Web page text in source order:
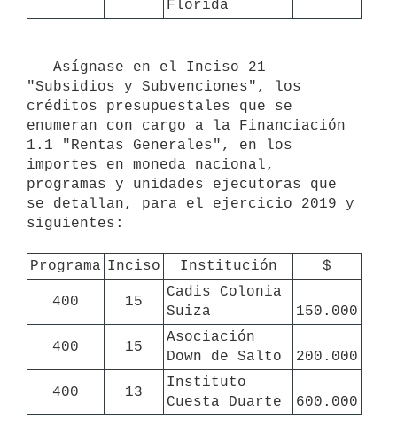
Florida
"Subsidios y Subvenciones", los
créditos presupuestales que se
enumeran con cargo a la Financiación
1.1 "Rentas Generales", en los
importes en moneda nacional,
programas y unidades ejecutoras que
se detallan, para el ejercicio 2019 y
siguientes:
Programa Inciso Institución $
400 15
Cadis Colonia
Suiza
150.000
400 15
Asociación
Down de Salto
200.000
400 13
Instituto
Cuesta Duarte
600.000